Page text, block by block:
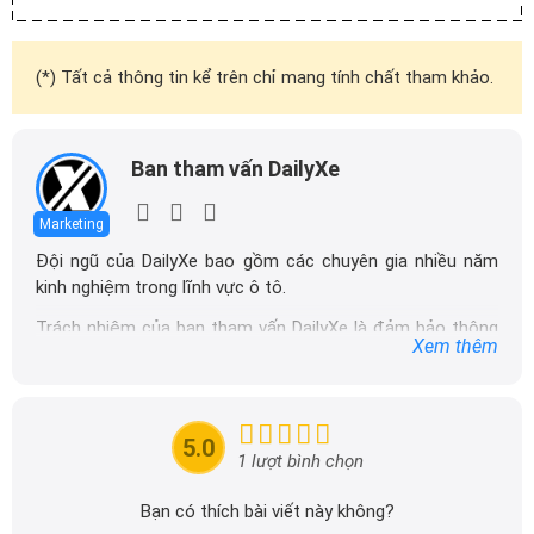
(*) Tất cả thông tin kể trên chỉ mang tính chất tham khảo.
Marketing
Ban tham vấn DailyXe
Đội ngũ của DailyXe bao gồm các chuyên gia nhiều năm
kinh nghiệm trong lĩnh vực ô tô.
Trách nhiệm của ban tham vấn DailyXe là đảm bảo thông
tin chính xác được đăng tải trên dailyxe.com.vn, thường
tin nhanh chóng và dễ dàng hơn.
Xem thêm
5.0 1 lượt bình chọn
Bạn có thích bài viết này không?